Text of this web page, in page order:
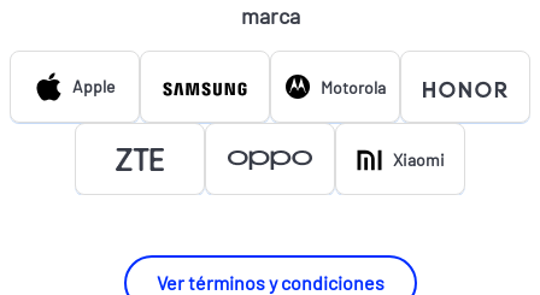
marca
Apple Motorola
Xiaomi
Ver términos y condiciones